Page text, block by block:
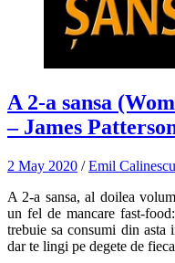
A 2-a sansa
– James
2 May 2020 /Emil Calinescu
A 2-a sansa, al doilea
un fel de mancare fast-
trebuie sa consumi din asta
dar te lingi pe degete de